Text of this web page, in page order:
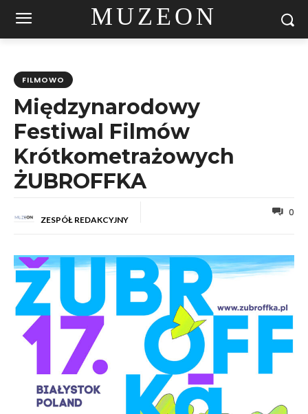
MUZEON
FILMOWO
Międzynarodowy
Festiwal Filmów
Krótkometrażowych
ŻUBROFFKA
ZESPÓŁ REDAKCYJNY
0